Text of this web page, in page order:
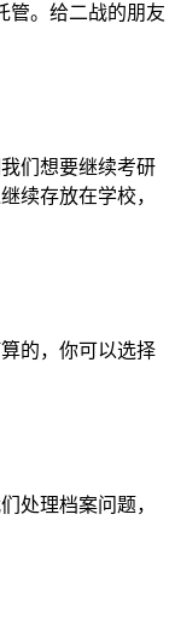
管。给二战的朋友
们想要继续考研
续存放在学校，
的，你可以选择
处理档案问题，